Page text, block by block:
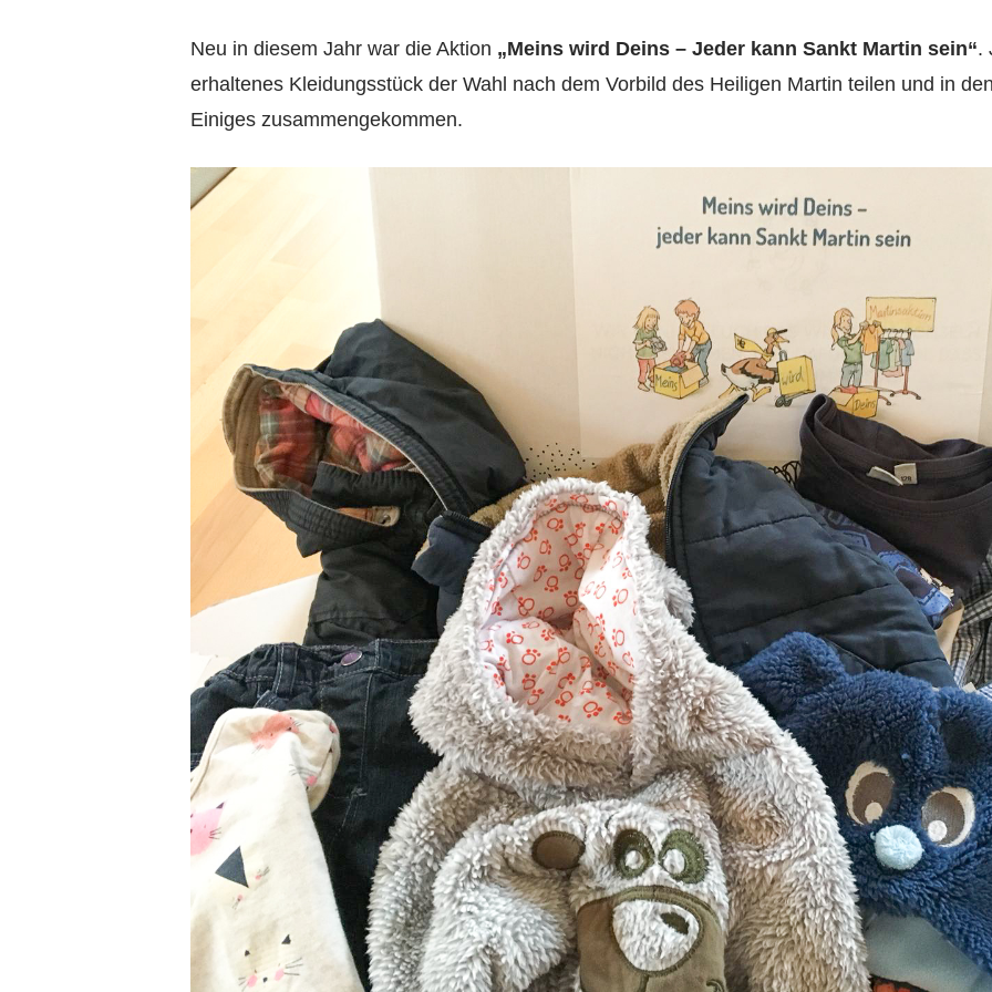
Neu in diesem Jahr war die Aktion „Meins wird Deins – Jeder kann Sankt Martin sein“.
erhaltenes Kleidungsstück der Wahl nach dem Vorbild des Heiligen Martin teilen und in
Einiges zusammengekommen.